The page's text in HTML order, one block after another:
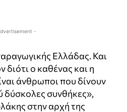
-
Ελλάδας. Και
διότι ο καθένας και η
άνθρωποι που δίνουν
συνθήκες»,
στην αρχή της